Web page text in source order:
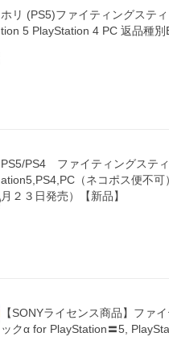
ホリ (PS5)ファイティングステ
tion 5 PlayStation 4 PC 返品種別
PS5/PS4 ファイティングステ
ation5,PS4,PC（ネコポス便不可
月２３日発売）【新品】
【SONYライセンス商品】ファ
ックα for PlayStation〓5, PlaySta